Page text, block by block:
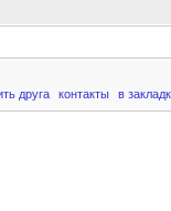
друга контакты в